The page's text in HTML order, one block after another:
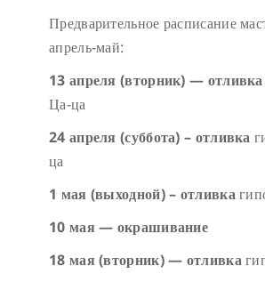
Предварительное расписание
апрель-май:
13 апреля (вторник) — отливка
Ца-ца
24 апреля (суббота) – отливка
ца
1 мая (выходной) – отливка
10 мая — окрашивание
18 мая (вторник) — отливка